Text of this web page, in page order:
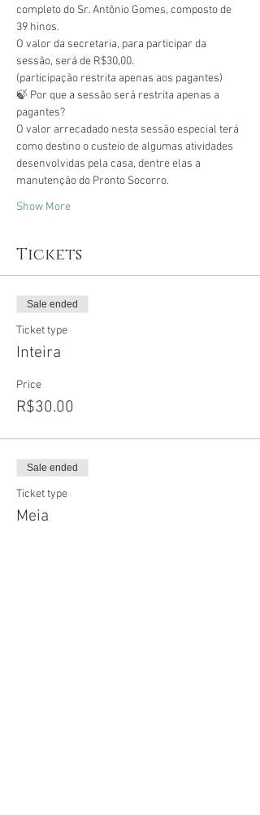
completo do Sr. Antônio Gomes, composto de
O valor da secretaria, para participar da
🍃 Por que a sessão será restrita apenas a
O valor arrecadado nesta sessão especial terá
como destino o custeio de algumas atividades
desenvolvidas pela casa, dentre elas a
Show More
Tickets
Sale ended
Ticket type
Inteira
Price
R$30.00
Sale ended
Ticket type
Meia